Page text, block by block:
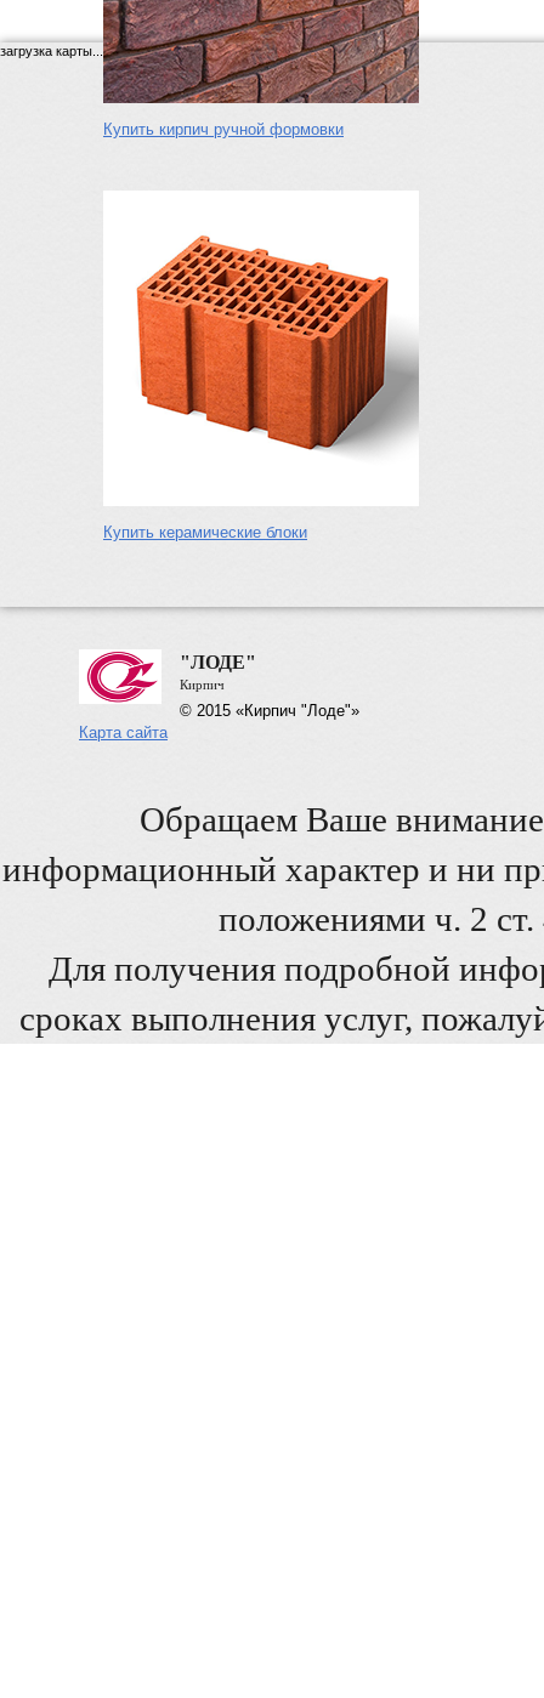
Купить кирпич ручной формовки
Купить керамические блоки
загрузка карты...
"ЛОДЕ"
Кирпич
© 2015 «Кирпич "Лоде"»
Карта сайта
Обращаем Ваше внимание
информационный характер и ни
положениями ч. 2
Для получения подробной
сроках выполнения услуг,